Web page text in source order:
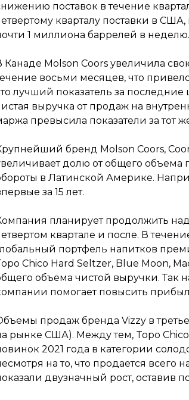
поставок в течение
кварталу поставки в
1 миллиона баррелей в неделю.
Канаде Molson Coors увеличила
восьми месяцев, что
лучший показатель за
выручка от продаж на
превысила показатели за тот
бренд Molson Coors,
долю от общего объема
в Латинской Америке.
за 15 лет.
планирует продолжить
квартале и после. В
портфель напитков
Chico Hard Seltzer, Blue Moon,
объема чистой выручки. Так
помогает повысить
продаж бренда Vizzy в
рынке США). Между тем, Topo
2021 года в категории
на то, что продается всего
двузначный рост, оставив